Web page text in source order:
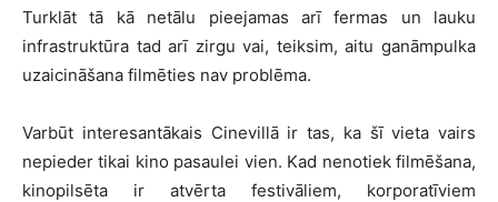
Turklāt tā kā netālu pieejamas arī fermas un lauku
infrastruktūra tad arī zirgu vai, teiksim, aitu ganāmpulka
uzaicināšana filmēties nav problēma.
Varbūt interesantākais Cinevillā ir tas, ka šī vieta vairs
nepieder tikai kino pasaulei vien. Kad nenotiek filmēšana,
kinopilsēta ir atvērta festivāliem, korporatīviem